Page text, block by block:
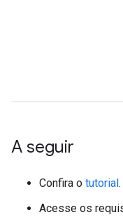
A seguir
Confira o tutorial.
Acesse os